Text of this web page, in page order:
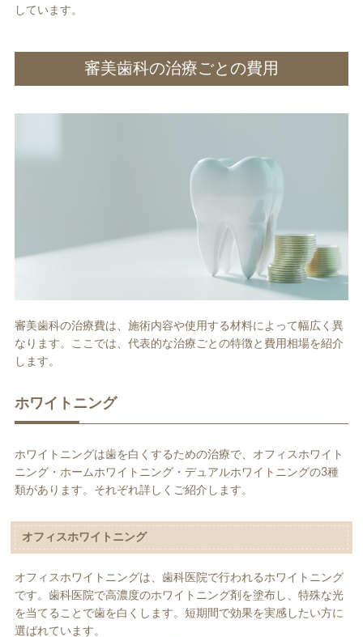
しています。
審美歯科の治療ごとの費用
審美歯科の治療費は、施術内容や使用する材料によって幅広く異
なります。ここでは、代表的な治療ごとの特徴と費用相場を紹介
します。
ホワイトニング
ホワイトニングは歯を白くするための治療で、オフィスホワイト
ニング・ホームホワイトニング・デュアルホワイトニングの3種
類があります。それぞれ詳しくご紹介します。
オフィスホワイトニング
オフィスホワイトニングは、歯科医院で行われるホワイトニング
です。歯科医院で高濃度のホワイトニング剤を塗布し、特殊な光
を当てることで歯を白くします。短期間で効果を実感したい方に
選ばれています。